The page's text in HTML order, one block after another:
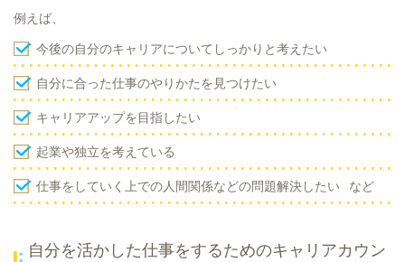
例えば、
今後の自分のキャリアについてしっかりと考えたい
自分に合った仕事のやりかたを見つけたい
キャリアアップを目指したい
起業や独立を考えている
仕事をしていく上での人間関係などの問題解決したい など
自分を活かした仕事をするためのキャリアカウン